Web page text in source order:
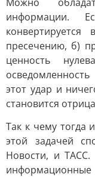
информации.
пресечению, б)
ценность
этот удар и
становится
Так к чему тогда
этой задачей
Новости, и